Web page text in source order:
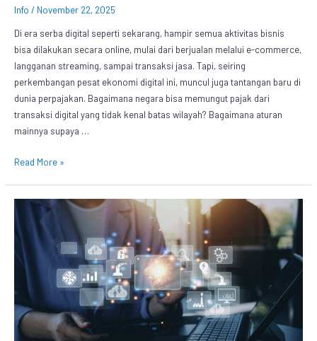
Info / November 22, 2025
Di era serba digital seperti sekarang, hampir semua aktivitas bisnis
bisa dilakukan secara online, mulai dari berjualan melalui e-commerce,
langganan streaming, sampai transaksi jasa. Tapi, seiring
perkembangan pesat ekonomi digital ini, muncul juga tantangan baru di
dunia perpajakan. Bagaimana negara bisa memungut pajak dari
transaksi digital yang tidak kenal batas wilayah? Bagaimana aturan
mainnya supaya …
Read More »